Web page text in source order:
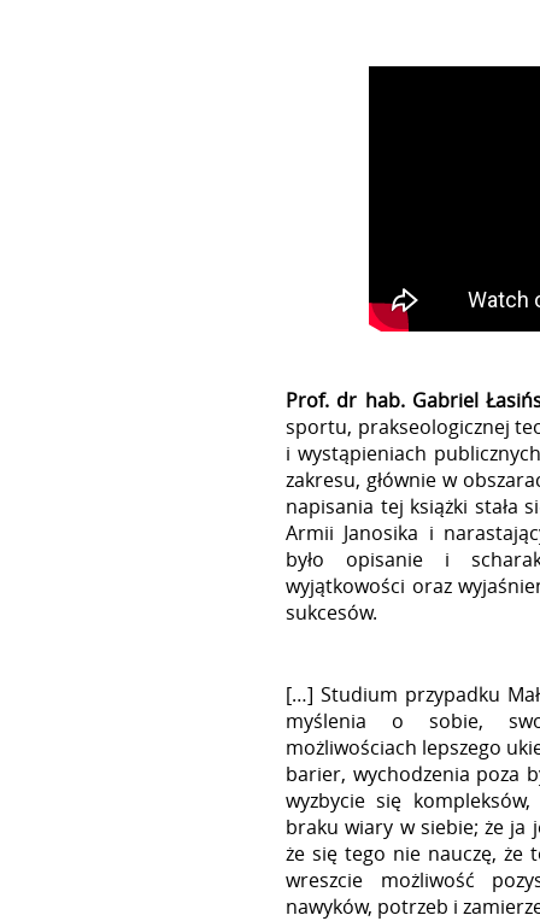
Prof. dr hab. Gabriel
sportu, prakseologicznej
i wystąpieniach
zakresu, głównie w
napisania tej książki stała
Armii Janosika i
było opisanie i
wyjątkowości oraz
sukcesów.
[…] Studium przypadku
myślenia o sobie,
możliwościach lepszego
barier, wychodzenia poza
wyzbycie się
braku wiary w siebie; że ja
że się tego nie nauczę,
wreszcie możliwość
nawyków, potrzeb i